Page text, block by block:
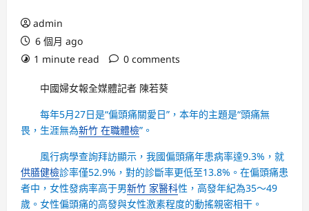
admin
6 個月 ago
1 minute read
0 comments
中國婦女報全媒體記者 陳若葵
每年5月27日是“偏頭痛關愛日”，本年的主題是“頭痛無
畏，生涯無為新竹 在職體檢”。
風行病學查詢拜訪顯示，我國偏頭痛年患病率達9.3%，就
供膳健檢診率僅52.9%，對的診斷率更低至13.8%。在偏頭痛患
者中，女性發病率高于男新竹 家醫科性，高發年紀為35～49
歲。女性偏頭痛的高發與女性激素程度的動搖親密相干。